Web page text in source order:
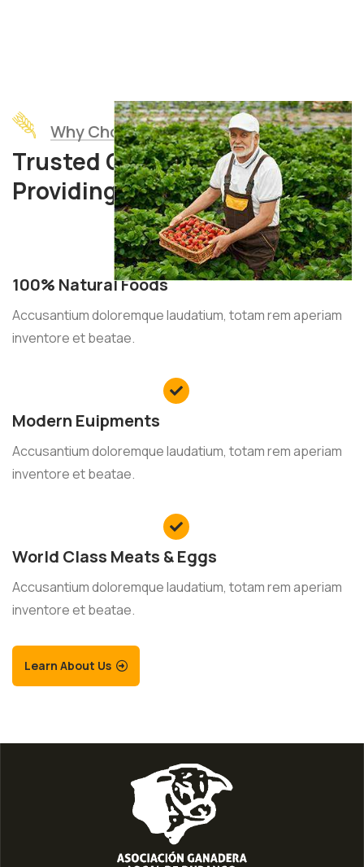
Why Choose Us
Trusted Organice Food
Providing Company
100% Natural Foods
Accusantium doloremque laudatium, totam rem aperiam
inventore et beatae.
Modern Euipments
Accusantium doloremque laudatium, totam rem aperiam
inventore et beatae.
World Class Meats & Eggs
Accusantium doloremque laudatium, totam rem aperiam
inventore et beatae.
Learn About Us